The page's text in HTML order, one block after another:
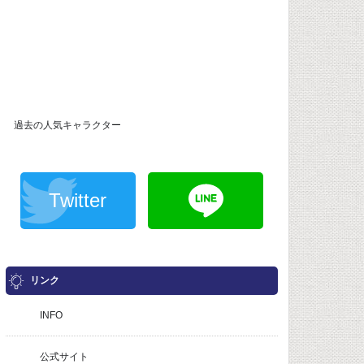
過去の人気キャラクター
Twitter
リンク
INFO
公式サイト